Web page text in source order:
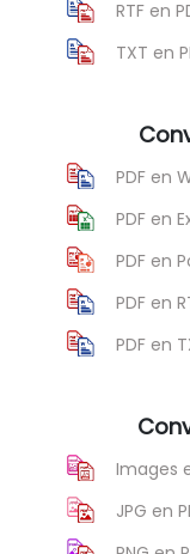
RTF en
TXT en
PDF en
PDF en
PDF en
PDF en
PDF en
Images
JPG en